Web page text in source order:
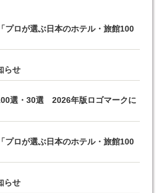
プロが選ぶ日本のホテル・旅館100
らせ
選・30選 2026年版ロゴマークに
プロが選ぶ日本のホテル・旅館100
らせ